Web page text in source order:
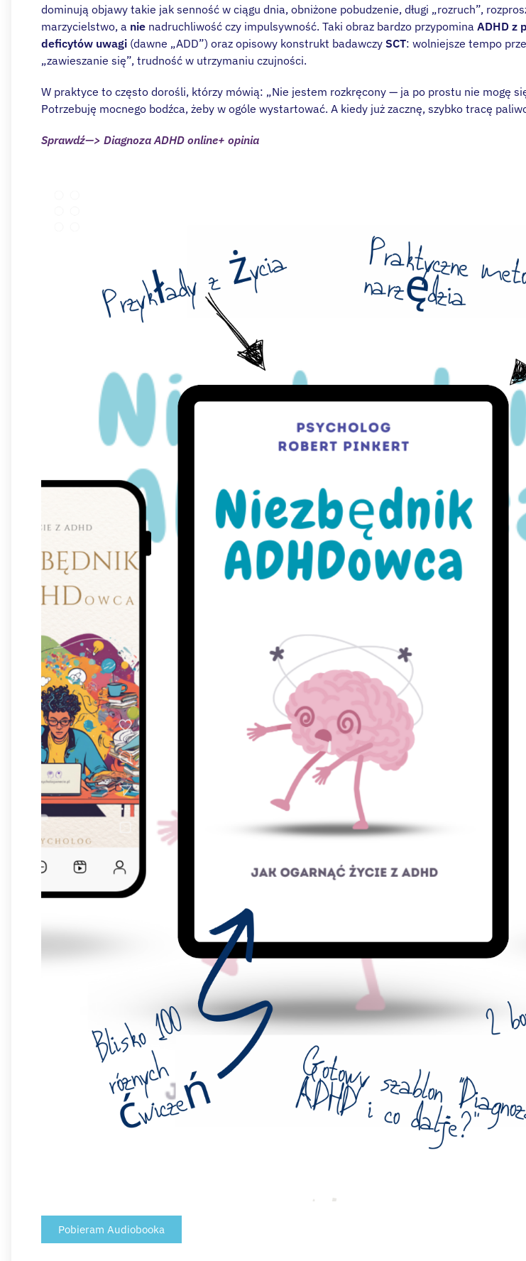
dominują objawy takie jak senność w ciągu dnia, obniżone pobudzenie, długi „rozruch”,
marzycielstwo, a nie nadruchliwość czy impulsywność. Taki obraz bardzo przypomina ADHD z
deficytów uwagi (dawne „ADD”) oraz opisowy konstrukt badawczy SCT: wolniejsze tempo
„zawieszanie się”, trudność w utrzymaniu czujności.
W praktyce to często dorośli, którzy mówią: „Nie jestem rozkręcony — ja po prostu nie mogę
Potrzebuję mocnego bodźca, żeby w ogóle wystartować. A kiedy już zacznę, szybko tracę
Sprawdź—> Diagnoza ADHD online+ opinia
Pobieram Audiobooka